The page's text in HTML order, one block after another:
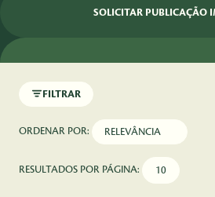
SOLICITAR PUBLICAÇÃO
FILTRAR
ORDENAR POR:
RESULTADOS POR PÁGINA: